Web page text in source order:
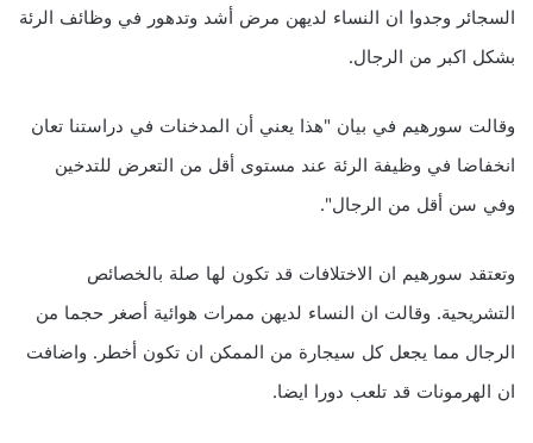
السجائر وجدوا ان النساء لديهن مرض أشد وتدهور في وظائف الرئة
بشكل اكبر من الرجال.
وقالت سورهيم في بيان "هذا يعني أن المدخنات في دراستنا تعان
انخفاضا في وظيفة الرئة عند مستوى أقل من التعرض للتدخين
وفي سن أقل من الرجال".
وتعتقد سورهيم ان الاختلافات قد تكون لها صلة بالخصائص
التشريحية. وقالت ان النساء لديهن ممرات هوائية أصغر حجما من
الرجال مما يجعل كل سيجارة من الممكن ان تكون أخطر. واضافت
ان الهرمونات قد تلعب دورا ايضا.